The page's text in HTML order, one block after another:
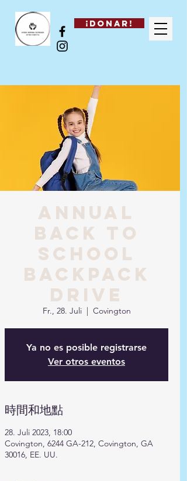
¡DONAR!
Annual
Back to
School
Backpack
Drive
Fr., 28. Juli
  |
Covington
Ya no es posible registrarse
Ver otros eventos
時間和地點
28. Juli 2023, 18:00
Covington, 6244 GA-212, Covington, GA
30016, EE. UU.